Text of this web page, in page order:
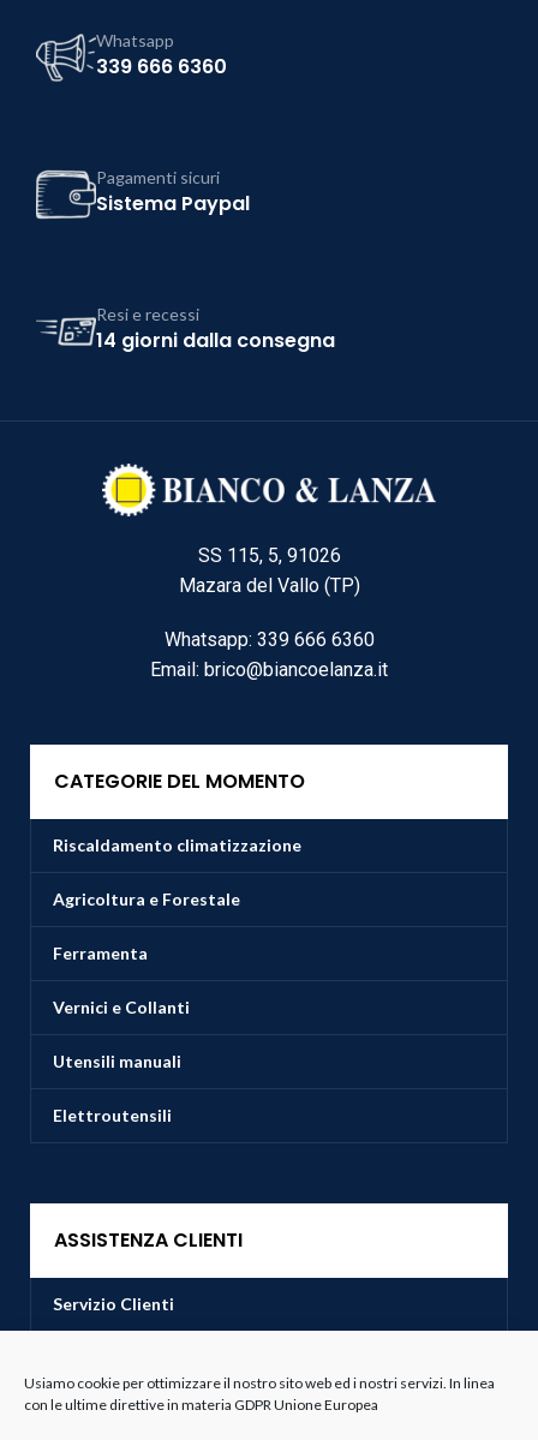
Usiamo cookie per ottimizzare il nostro sito web ed i nostri servizi. In linea
con le ultime direttive in materia GDPR Unione Europea
Whatsapp
339 666 6360
Pagamenti sicuri
Sistema Paypal
Resi e recessi
14 giorni dalla consegna
SS 115, 5, 91026
Mazara del Vallo (TP)
Whatsapp: 339 666 6360
Email: brico@biancoelanza.it
CATEGORIE DEL MOMENTO
Riscaldamento climatizzazione
Agricoltura e Forestale
Ferramenta
Vernici e Collanti
Utensili manuali
Elettroutensili
ASSISTENZA CLIENTI
Servizio Clienti
Resi e Recessi